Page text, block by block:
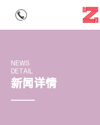
NEWS
DETAIL
新闻详情